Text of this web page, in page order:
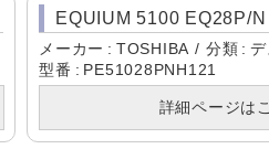
EQUIUM 5100 EQ28P/
メーカー TOSHIBA 分類
型番
PE51028PNH121
詳細ページは